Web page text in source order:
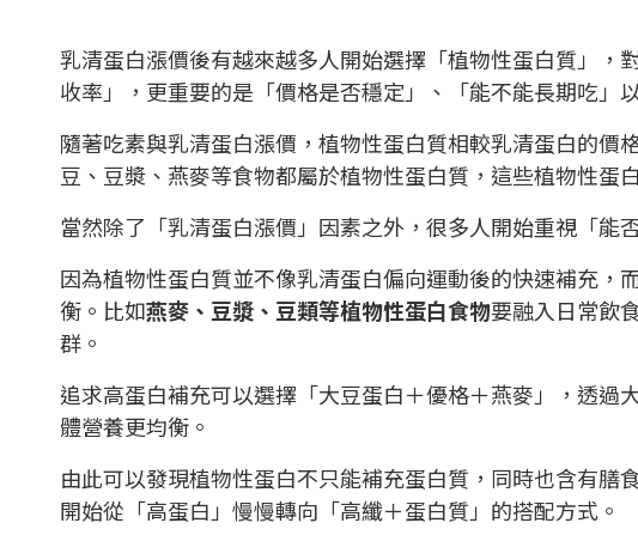
乳清蛋白漲價後有越來越多人開始選擇「植物性蛋白質」
收率」，更重要的是「價格是否穩定」、「能不能長期吃」
隨著吃素與乳清蛋白漲價，植物性蛋白質相較乳清蛋白的
豆、豆漿、燕麥等食物都屬於植物性蛋白質，這些植物性蛋
當然除了「乳清蛋白漲價」因素之外，很多人開始重視「能
因為植物性蛋白質並不像乳清蛋白偏向運動後的快速補充
衡。比如燕麥、豆漿、豆類等植物性蛋白食物要融入日常飲
群。
追求高蛋白補充可以選擇「大豆蛋白＋優格＋燕麥」，透
體營養更均衡。
由此可以發現植物性蛋白不只能補充蛋白質，同時也含有
開始從「高蛋白」慢慢轉向「高纖＋蛋白質」的搭配方式。